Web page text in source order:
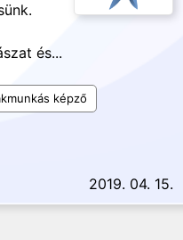
és...
képző
2019. 04. 15.